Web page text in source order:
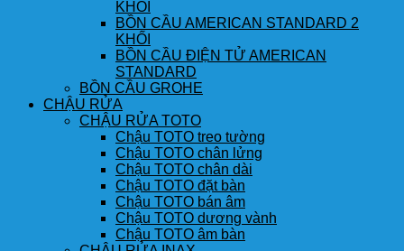
KHỐI
BỒN CẦU AMERICAN STANDARD 2
KHỐI
BỒN CẦU ĐIỆN TỬ AMERICAN
STANDARD
BỒN CẦU GROHE
CHẬU RỬA
CHẬU RỬA TOTO
Chậu TOTO treo tường
Chậu TOTO chân lửng
Chậu TOTO chân dài
Chậu TOTO đặt bàn
Chậu TOTO bán âm
Chậu TOTO dương vành
Chậu TOTO âm bàn